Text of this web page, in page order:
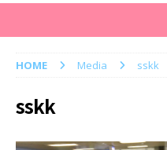
HOME Media sskk
sskk